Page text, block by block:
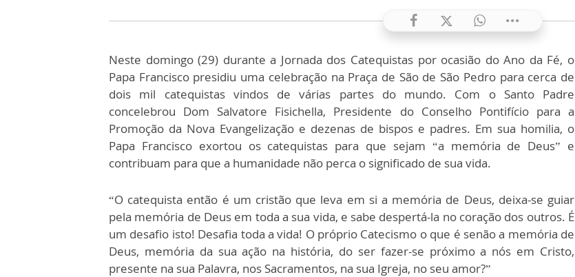
Neste domingo (29) durante a Jornada dos Catequistas por ocasião do Ano da Fé, o
Papa Francisco presidiu uma celebração na Praça de São de São Pedro para cerca de
dois mil catequistas vindos de várias partes do mundo. Com o Santo Padre
concelebrou Dom Salvatore Fisichella, Presidente do Conselho Pontifício para a
Promoção da Nova Evangelização e dezenas de bispos e padres. Em sua homilia, o
Papa Francisco exortou os catequistas para que sejam “a memória de Deus” e
contribuam para que a humanidade não perca o significado de sua vida.
“O catequista então é um cristão que leva em si a memória de Deus, deixa-se guiar
pela memória de Deus em toda a sua vida, e sabe despertá-la no coração dos outros. É
um desafio isto! Desafia toda a vida! O próprio Catecismo o que é senão a memória de
Deus, memória da sua ação na história, do ser fazer-se próximo a nós em Cristo,
presente na sua Palavra, nos Sacramentos, na sua Igreja, no seu amor?”